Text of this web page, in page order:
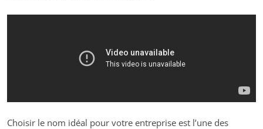
Choisir le nom idéal pour votre entreprise est l’une des